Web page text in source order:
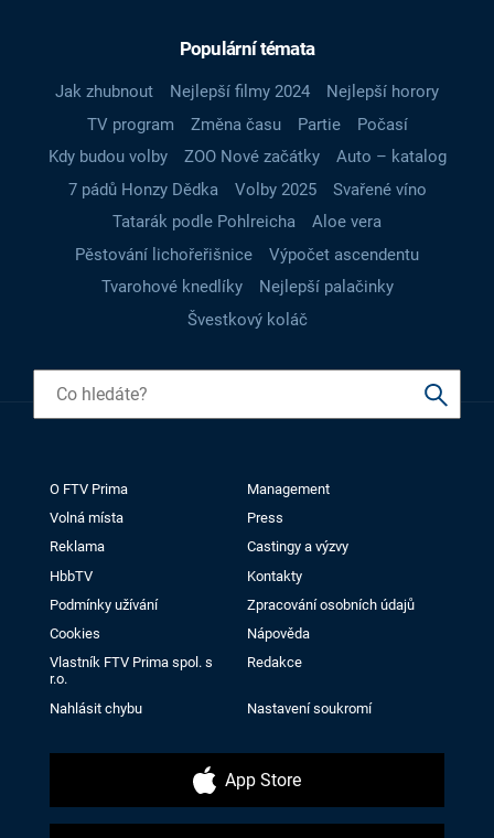
Populární témata
Jak zhubnout Nejlepší filmy 2024
Nejlepší horory
TV program
Změna času Partie
Počasí
Kdy budou volby
ZOO Nové začátky
Auto – katalog
7 pádů Honzy Dědka
Volby 2025
Svařené víno
Tatarák podle Pohlreicha
Aloe vera
Pěstování lichořeřišnice
Výpočet ascendentu
Tvarohové knedlíky
Nejlepší palačinky
Švestkový koláč
O FTV Prima
Management
Volná místa
Press
Reklama
Castingy a výzvy
HbbTV
Kontakty
Podmínky užívání
Zpracování osobních údajů
Cookies
Nápověda
Vlastník FTV Prima spol. s
r.o.
Redakce
Nahlásit chybu Nastavení soukromí
App Store